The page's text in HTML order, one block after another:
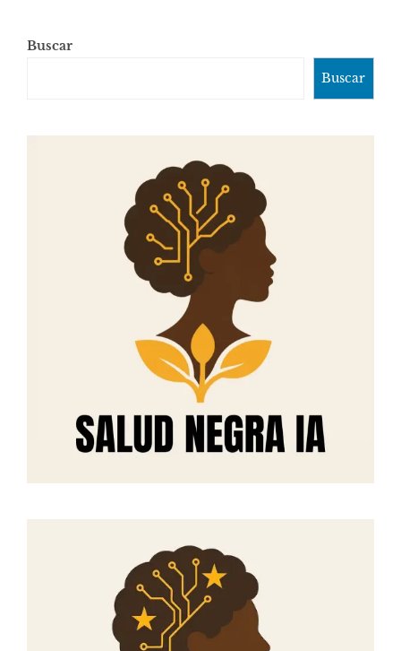
Buscar
Buscar